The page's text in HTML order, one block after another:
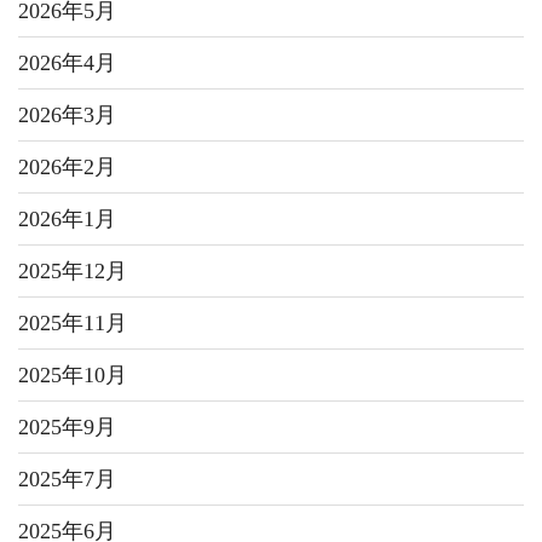
2026年5月
2026年4月
2026年3月
2026年2月
2026年1月
2025年12月
2025年11月
2025年10月
2025年9月
2025年7月
2025年6月